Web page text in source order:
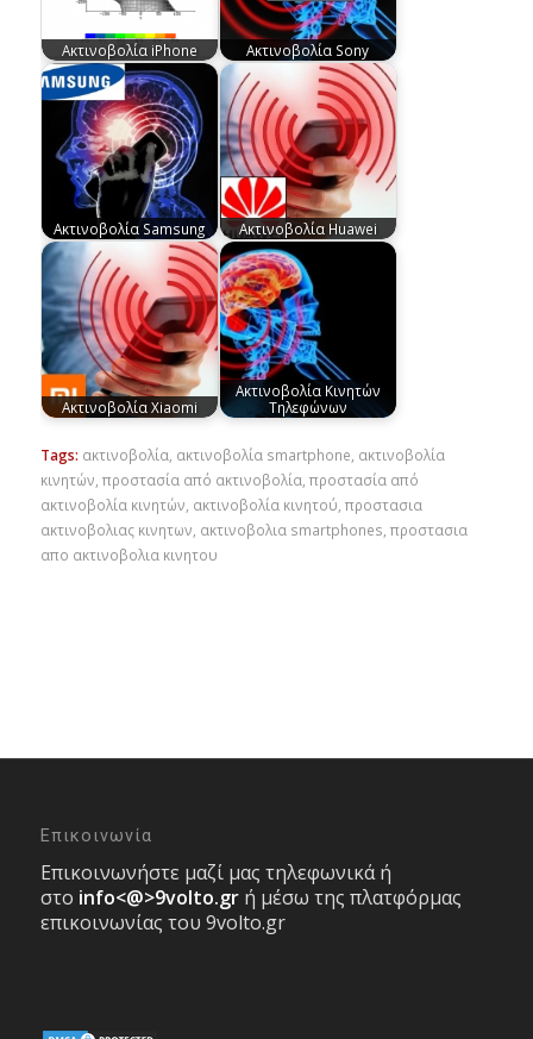
Ακτινοβολία iPhone Ακτινοβολία Sony
Ακτινοβολία Samsung Ακτινοβολία Huawei
Ακτινοβολία Xiaomi
Ακτινοβολία Κινητών
Τηλεφώνων
Tags: ακτινοβολία ακτινοβολία smartphone ακτινοβολία
κινητών προστασία από ακτινοβολία προστασία από
ακτινοβολία κινητών ακτινοβολία κινητού προστασια
ακτινοβολιας κινητων ακτινοβολια smartphones προστασια
απο ακτινοβολια κινητου
Επικοινωνία
Επικοινωνήστε μαζί μας τηλεφωνικά ή
στο info<@>9volto.gr ή μέσω της πλατφόρμας
επικοινωνίας του 9volto.gr